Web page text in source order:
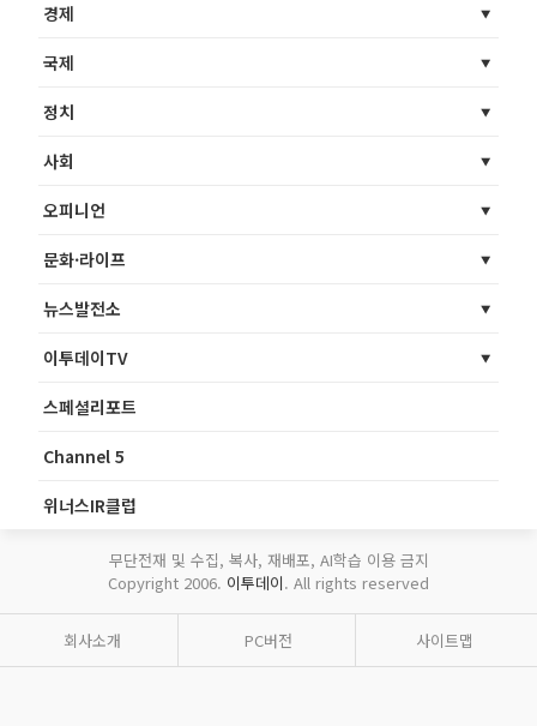
경제
국제
정치
사회
오피니언
문화·라이프
뉴스발전소
이투데이TV
스페셜리포트
Channel 5
위너스IR클럽
무단전재 및 수집, 복사, 재배포, AI학습 이용 금지
Copyright 2006. 이투데이. All rights reserved
회사소개 PC버전 사이트맵